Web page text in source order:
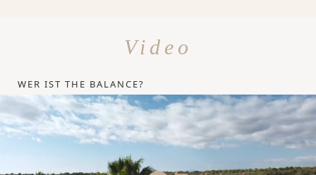
Video
WER IST THE BALANCE?